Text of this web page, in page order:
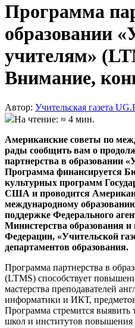
Программа
образовании
учителям»
Внимание,
Автор: Учительская газета
На чтение: ≈ 4 мин.
Американские советы по
рады сообщить вам о
партнерства в образовании
Программа финансируется
культурных программ
США и проводится
международному
поддержке Федерального
Министерства образования и
Федерации, «Учительской
департаментов образования.
Программа партнерства в
(LTMS) способствует
мастерства преподавателей
информатики и ИКТ,
Программа стремится выявить
школ и институтов повышения